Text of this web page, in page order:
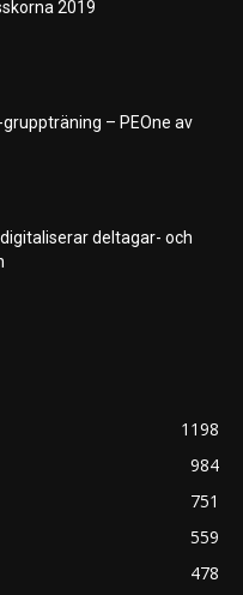
2019
– PEOne av
deltagar- och
1198
984
751
559
478